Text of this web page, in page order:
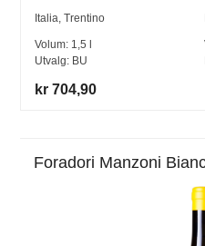
Italia,Trentino
Volum: 1,5
Utvalg: BU
kr 704,90
Foradori Manzoni